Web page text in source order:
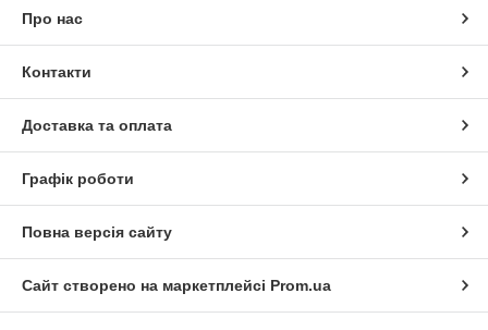
Про нас
Контакти
Доставка та оплата
Графік роботи
Повна версія сайту
Сайт створено на маркетплейсі Prom.ua